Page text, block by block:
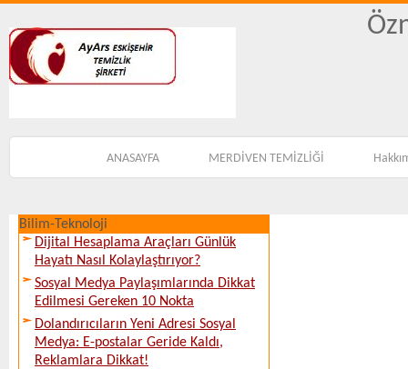
ANASAYFA MERDİVEN TEMİZLİĞİ
Bilim-Teknoloji
Dijital Hesaplama Araçları Günlük
Hayatı Nasıl Kolaylaştırıyor?
Sosyal Medya Paylaşımlarında Dikkat
Edilmesi Gereken 10 Nokta
Dolandırıcıların Yeni Adresi Sosyal
Medya: E-postalar Geride Kaldı,
Reklamlara Dikkat!